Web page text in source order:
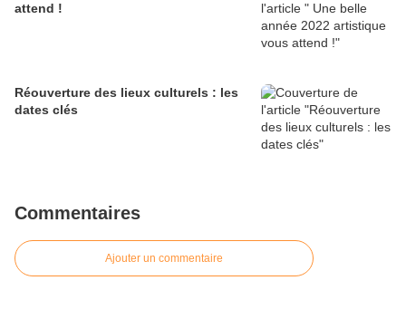
attend !
Réouverture des lieux culturels : les
dates clés
Commentaires
Ajouter un commentaire